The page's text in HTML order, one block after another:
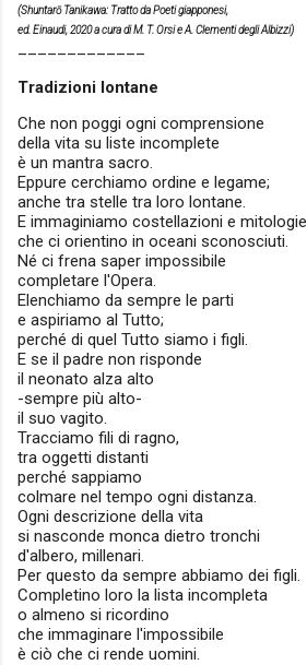
(Shuntarō Tanikawa: Tratto da Poeti giapponesi,
ed. Einaudi, 2020 a cura di M. T. Orsi e A. Clementi degli Albizzi)
Tradizioni lontane
Che non poggi ogni comprensione
della vita su liste incomplete
è un mantra sacro.
Eppure cerchiamo ordine e legame;
anche tra stelle tra loro lontane.
E immaginiamo costellazioni e mitologie
che ci orientino in oceani sconosciuti.
Né ci frena saper impossibile
completare l'Opera.
Elenchiamo da sempre le parti
e aspiriamo al Tutto;
perché di quel Tutto siamo i figli.
E se il padre non risponde
il neonato alza alto
-sempre più alto-
il suo vagito.
Tracciamo fili di ragno,
tra oggetti distanti
perché sappiamo
colmare nel tempo ogni distanza.
Ogni descrizione della vita
si nasconde monca dietro tronchi
d'albero, millenari.
Per questo da sempre abbiamo dei figli.
Completino loro la lista incompleta
o almeno si ricordino
che immaginare l'impossibile
è ciò che ci rende uomini.